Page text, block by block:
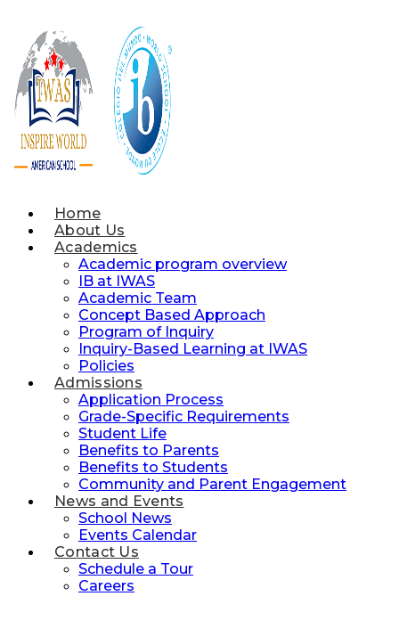
content
Home
About Us
Academics
Academic program overview
IB at IWAS
Academic Team
Concept Based Approach
Program of Inquiry
Inquiry-Based Learning at IWAS
Policies
Admissions
Application Process
Grade-Specific Requirements
Student Life
Benefits to Parents
Benefits to Students
Community and Parent Engagement
News and Events
School News
Events Calendar
Contact Us
Schedule a Tour
Careers